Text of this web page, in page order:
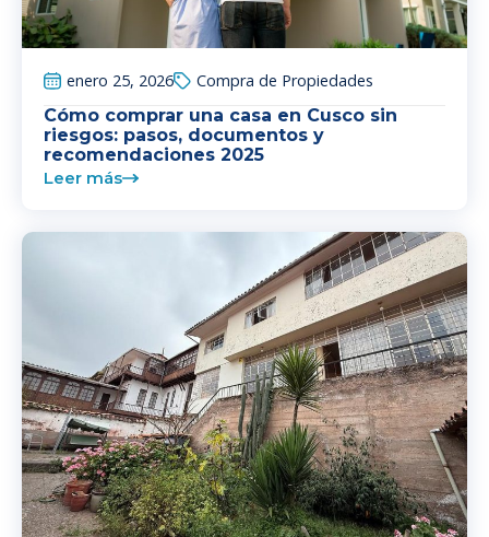
enero 25, 2026
Compra de Propiedades
Cómo comprar una casa en Cusco sin
riesgos: pasos, documentos y
recomendaciones 2025
Leer más